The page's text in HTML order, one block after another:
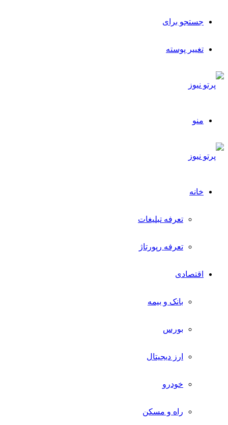
جستجو برای
تغییر پوسته
منو
خانه
تعرفه تبلیغات
تعرفه رپورتاژ
اقتصادی
بانک و بیمه
بورس
ارز دیجیتال
خودرو
راه و مسکن